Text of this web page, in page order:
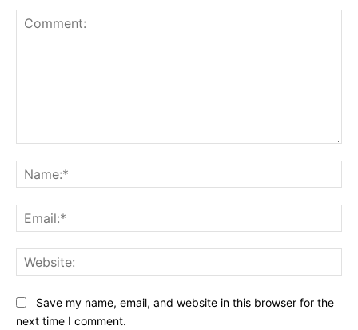
Save my name, email, and website in this browser for the
next time I comment.